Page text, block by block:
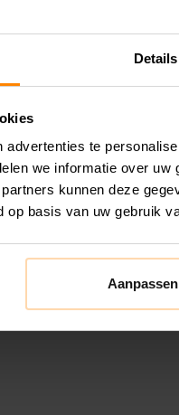
Details
te
we informatie over
kunnen deze
basis van uw gebruik
Aanpassen